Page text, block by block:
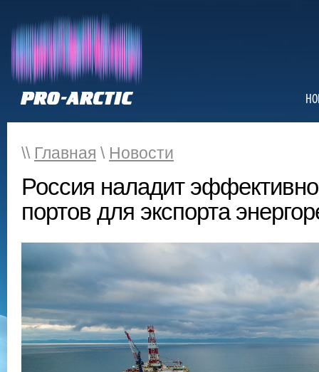
\\ Главная \ Новости
Россия наладит
портов для экспорта